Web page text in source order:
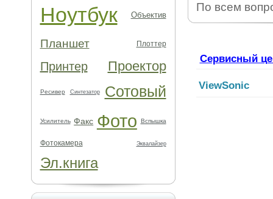
Ноутбук Объектив
Планшет Плоттер
Принтер Проектор
Ресивер Синтезатор Сотовый
Усилитель Факс Фото Вспышка
Фотокамера Эквалайзер
Эл.книга
По всем
Сервисный
ViewSonic